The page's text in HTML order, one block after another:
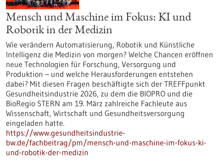
Mensch und Maschine im Fokus: KI und
Robotik in der Medizin
Wie verändern Automatisierung, Robotik und Künstliche
Intelligenz die Medizin von morgen? Welche Chancen eröffnen
neue Technologien für Forschung, Versorgung und
Produktion – und welche Herausforderungen entstehen
dabei? Mit diesen Fragen beschäftigte sich der TREFFpunkt
Gesundheitsindustrie 2026, zu dem die BIOPRO und die
BioRegio STERN am 19. März zahlreiche Fachleute aus
Wissenschaft, Wirtschaft und Gesundheitsversorgung
eingeladen hatte.
https://www.gesundheitsindustrie-
bw.de/fachbeitrag/pm/mensch-und-maschine-im-fokus-ki-
und-robotik-der-medizin